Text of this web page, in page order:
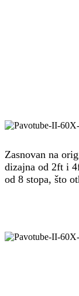
Zasnovan na
dizajna od 2ft i
od 8 stopa, što